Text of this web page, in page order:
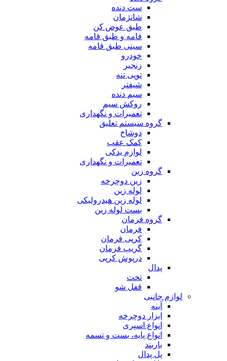
ست دنده
شانژمان
طبق عوض کن
قامه و طبق قامه
سینی طبق قامه
خودرو
زنجیر
توپی تنه
شیفتر
سیم دنده
روکش سیم
تعمیرات و نگهداری
گروه سیستم تعلیق
دوشاخ
کمک عقب
لوازم یدکی
تعمیرات و نگهداری
گروه زین
زین دوچرخه
لوله زین
لوله زین هیدرولیکی
بست لوله زین
گروه فرمان
فرمان
کرپی فرمان
گریپ فرمان
درپوش کرپی
پدال
تخت
قفل شو
لوازم جانبی
آینه
ابزار دوچرخه
انواع اسپری
انواع پایه، بست و تسمه
باربند
پل پدال